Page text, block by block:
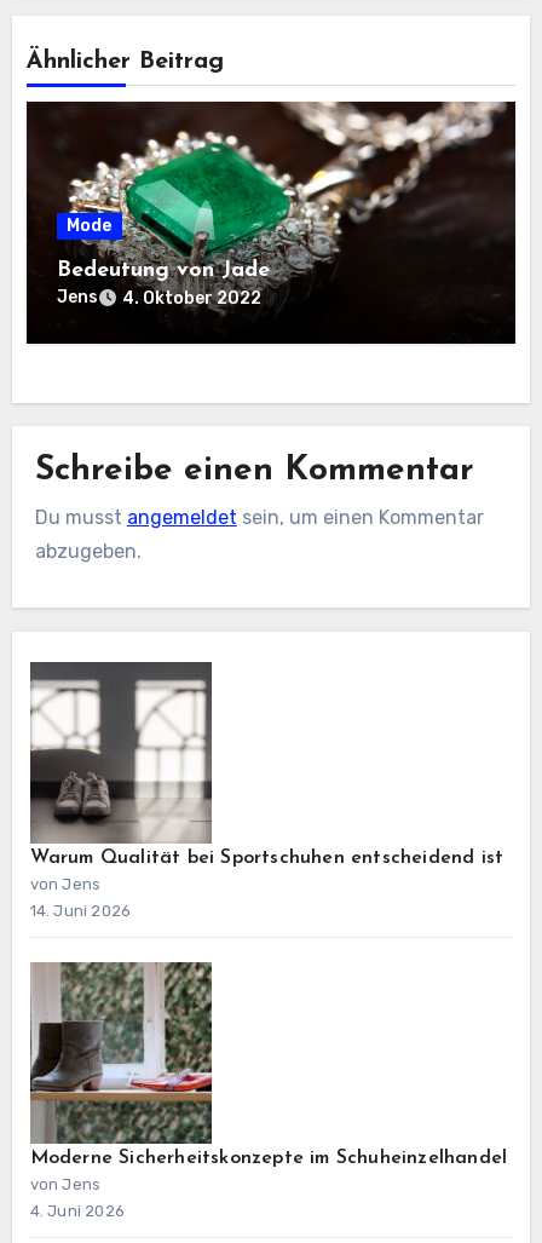
Ähnlicher Beitrag
Mode
Bedeutung von Jade
Jens 4. Oktober 2022
Schreibe einen Kommentar
Du musst angemeldet sein, um einen Kommentar
abzugeben.
Warum Qualität bei Sportschuhen entscheidend ist
von Jens
14. Juni 2026
Moderne Sicherheitskonzepte im Schuheinzelhandel
von Jens
4. Juni 2026